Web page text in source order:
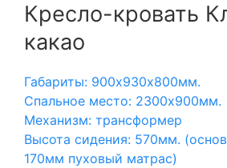
Кресло-кровать
какао
Габариты: 900х930х800мм.
Спальное место: 2300х900мм.
Механизм: трансформер
Высота сидения: 570мм.
170мм пуховый матрас)